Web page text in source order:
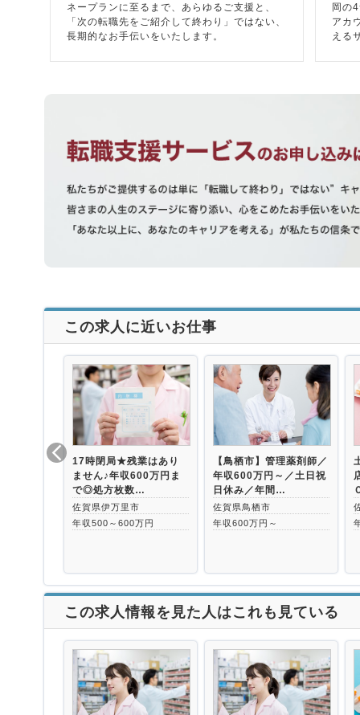
ネープランに至るまで、あらゆるご支援と、
「次の転職先をご紹介して終わり」ではない、
長期的なお手伝いをいたします。
岡の
アカ
える
この求人に近いお仕事
17時閉局★残業はあり
ません♪年収600万円ま
で◎処方枚数…
佐賀県伊万里市
年収500～600万円
【鳥栖市】管理薬剤師／
年収600万円～／土日祝
日休み／年間…
佐賀県鳥栖市
年収600万円～
この求人情報を見た人はこれも見ている